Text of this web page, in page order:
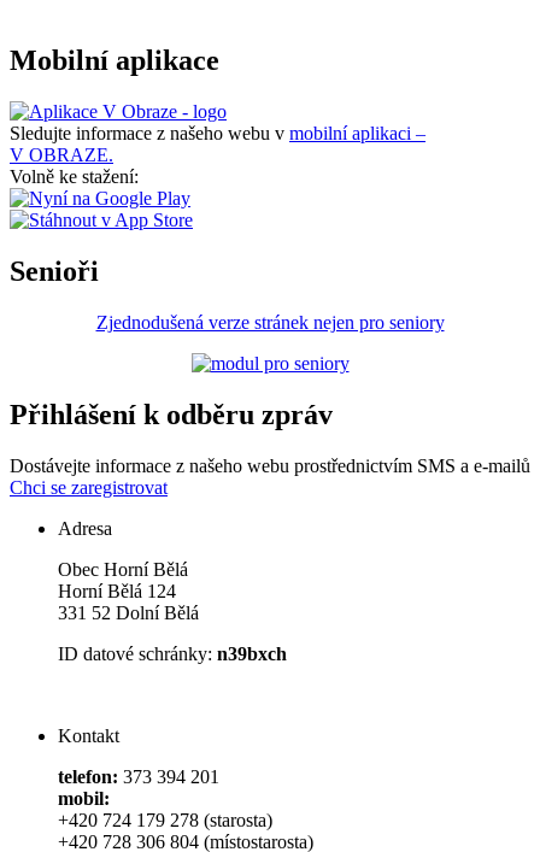
Mobilní aplikace
Sledujte informace z našeho webu v mobilní aplikaci –
V OBRAZE.
Volně ke stažení:
Senioři
Zjednodušená verze stránek nejen pro seniory
Přihlášení k odběru zpráv
Dostávejte informace z našeho webu prostřednictvím SMS a e-mailů
Chci se zaregistrovat
Adresa
Obec Horní Bělá
Horní Bělá 124
331 52 Dolní Bělá
ID datové schránky: n39bxch
Kontakt
telefon: 373 394 201
mobil:
+420 724 179 278 (starosta)
+420 728 306 804 (místostarosta)